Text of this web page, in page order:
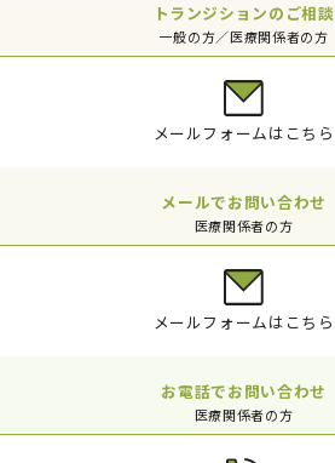
トランジションのご相談
一般の方／医療関係者の方
メールフォームはこちら
メールでお問い合わせ
医療関係者の方
メールフォームはこちら
お電話でお問い合わせ
医療関係者の方